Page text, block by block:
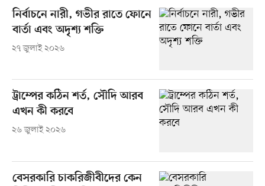
নির্বাচনে নারী, গভীর রাতে ফোনে
বার্তা এবং অদৃশ্য শক্তি
২৭ জুলাই ২০২৬
ট্রাম্পের কঠিন শর্ত, সৌদি আরব
এখন কী করবে
২৬ জুলাই ২০২৬
বেসরকারি চাকরিজীবীদের কেন